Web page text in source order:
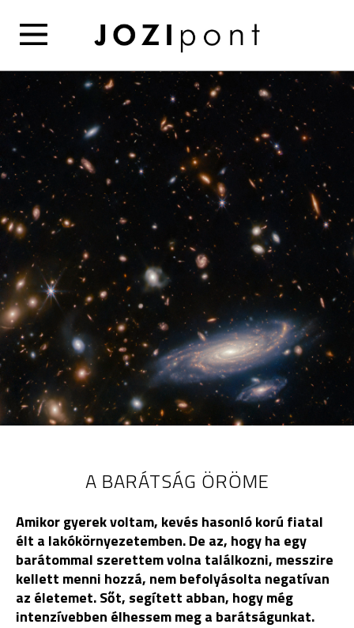
A BARÁTSÁG ÖRÖME
Amikor gyerek voltam, kevés hasonló korú fiatal
élt a lakókörnyezetemben. De az, hogy ha egy
barátommal szerettem volna találkozni, messzire
kellett menni hozzá, nem befolyásolta negatívan
az életemet. Sőt, segített abban, hogy még
intenzívebben élhessem meg a barátságunkat.